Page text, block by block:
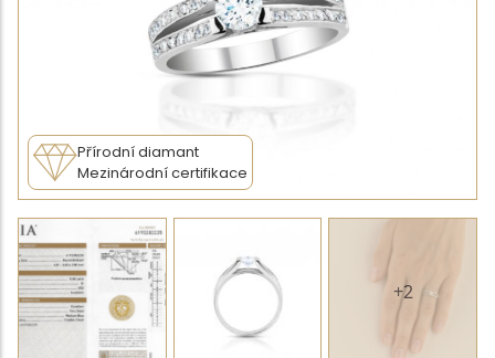
Přírodní diamant
Mezinárodní certifikace
+2